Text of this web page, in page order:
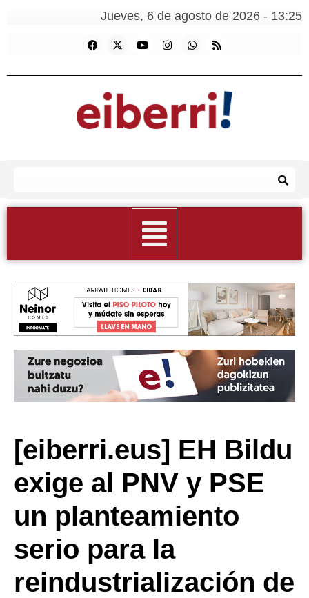
Jueves, 6 de agosto de 2026 - 13:25
[eiberri.eus] EH Bildu
exige al PNV y PSE
un planteamiento
serio para la
reindustrialización de